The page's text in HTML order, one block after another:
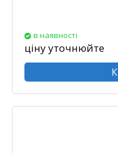
в наявності
ціну уточнюйте